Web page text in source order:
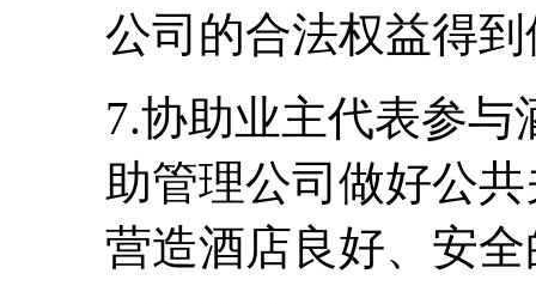
公司的合法权益得
7.协助业主代表参
助管理公司做好公
营造酒店良好、安